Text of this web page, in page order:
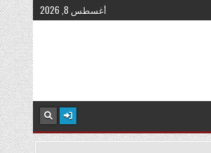
أغسطس 8, 2026